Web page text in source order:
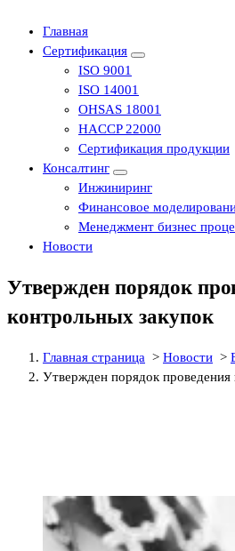
Центр сертификации в Уфе ( услуги
оформление декларации
Главная
Сертификация
ISO 9001
ISO 14001
OHSAS 18001
HACCP 22000
Сертификация продукции
Консалтинг
Инжиниринг
Финансовое
Менеджмент бизнес
Новости
Утвержден порядок
контрольных закупок
Главная страница > Новости >
Утвержден порядок проведения